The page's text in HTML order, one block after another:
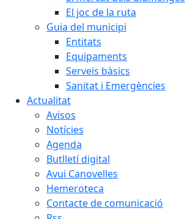
El joc de la ruta
Guia del municipi
Entitats
Equipaments
Serveis bàsics
Sanitat i Emergències
Actualitat
Avisos
Notícies
Agenda
Butlletí digital
Avui Canovelles
Hemeroteca
Contacte de comunicació